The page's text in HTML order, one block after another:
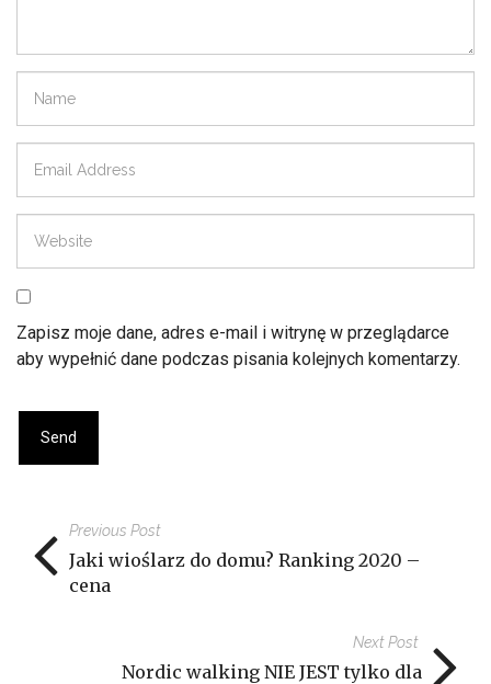
Zapisz moje dane, adres e-mail i witrynę w przeglądarce
aby wypełnić dane podczas pisania kolejnych komentarzy.
Previous Post
Jaki wioślarz do domu? Ranking 2020 –
cena
Next Post
Nordic walking NIE JEST tylko dla